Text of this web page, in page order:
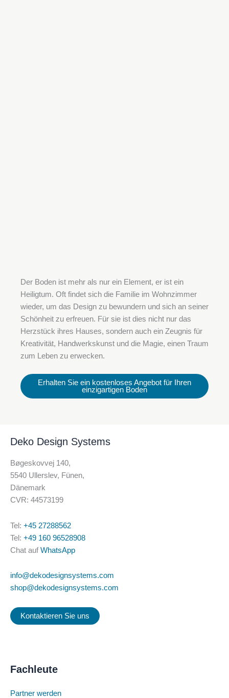
Der Boden ist mehr als nur ein Element, er ist ein
Heiligtum. Oft findet sich die Familie im Wohnzimmer
wieder, um das Design zu bewundern und sich an seiner
Schönheit zu erfreuen. Für sie ist dies nicht nur das
Herzstück ihres Hauses, sondern auch ein Zeugnis für
Kreativität, Handwerkskunst und die Magie, einen Traum
zum Leben zu erwecken.
Erhalten Sie ein kostenloses Angebot für Ihren
einzigartigen Boden
Deko Design Systems
Bøgeskovvej 140,
5540 Ullerslev, Fünen,
Dänemark
CVR: 44573199
Tel: +45 27288562
Tel: +49 160 96528908
Chat auf WhatsApp
info@dekodesignsystems.com
shop@dekodesignsystems.com
Kontaktieren Sie uns
Fachleute
Partner werden